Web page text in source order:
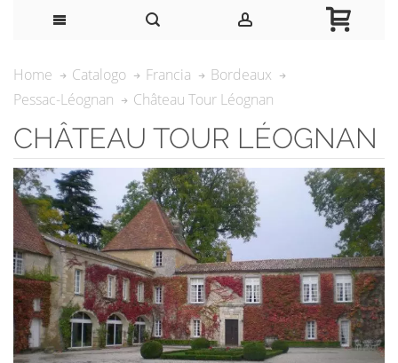
Home Catalogo Francia
Bordeaux
Pessac-Léognan
Château Tour Léognan
CHÂTEAU TOUR LÉOGNAN